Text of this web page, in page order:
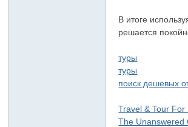
В итоге
решается
туры
туры
поиск дешевых
Travel & Tour
The Unanswered